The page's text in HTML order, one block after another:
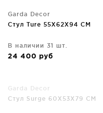
Garda Decor
Стул Ture 55X62X94 CM
В наличии 31 шт.
24 400 руб
Garda Decor
Стул Surge 60X53X79 CM